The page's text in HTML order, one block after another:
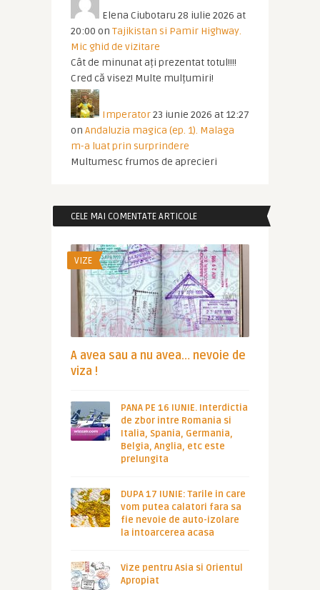
Elena Ciubotaru 28 iulie 2026 at
20:00 on Tajikistan si Pamir Highway.
Mic ghid de vizitare
Cât de minunat ați prezentat totul!!!!
Cred că visez! Multe mulțumiri!
Imperator23 iunie 2026 at 12:27
on Andaluzia magica (ep. 1). Malaga
m-a luat prin surprindere
Multumesc frumos de aprecieri
CELE MAI COMENTATE ARTICOLE
VIZE
A avea sau a nu avea… nevoie de
viza !
PANA PE 16 IUNIE. Interdictia
de zbor intre Romania si
Italia, Spania, Germania,
Belgia, Anglia, etc este
prelungita
DUPA 17 IUNIE: Tarile in care
vom putea calatori fara sa
fie nevoie de auto-izolare
la intoarcerea acasa
Vize pentru Asia si Orientul
Apropiat